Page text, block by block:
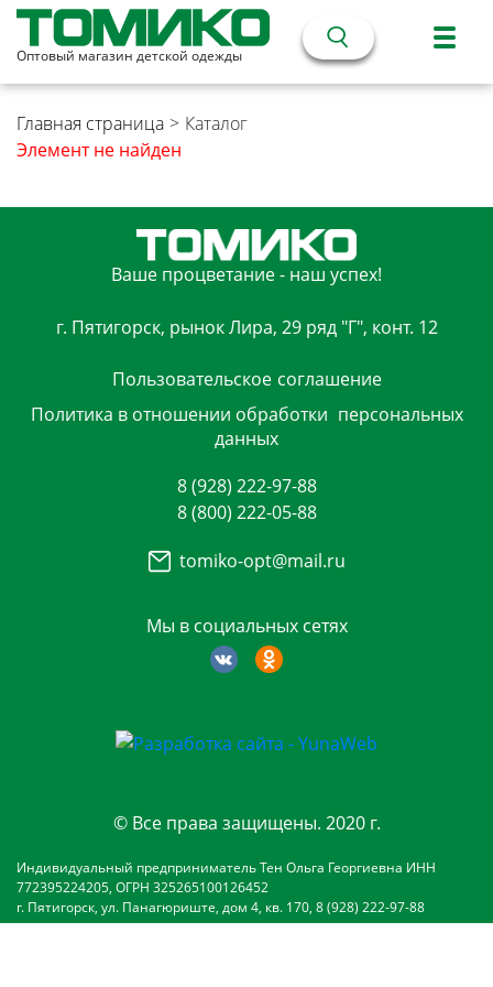
Оптовый магазин детской одежды
Главная страница > Каталог
Элемент не найден
Ваше процветание - наш успех!
г. Пятигорск, рынок Лира, 29 ряд "Г", конт. 12
Пользовательское соглашение
Политика в отношении обработки персональных
данных
Мы в социальных сетях
8 (928) 222-97-88
8 (800) 222-05-88
tomiko-opt@mail.ru
© Все права защищены. 2020 г.
Индивидуальный предприниматель Тен Ольга Георгиевна ИНН
772395224205, ОГРН 325265100126452
г. Пятигорск, ул. Панагюриште, дом 4, кв. 170, 8 (928) 222-97-88